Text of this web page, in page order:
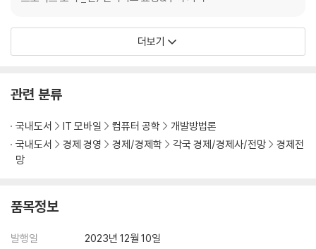
__아하 모먼트 어게인
__지표 : 확실하지 않으면 승부를 걸지 마라
__분석 : 사용자 행동으로 찾는 ‘아하 모먼트’
__가설 & 실험 : 생각하고 행동하라
__비즈니스에 대한 이해 없이 프로덕트를 만들면 생기는 문제
__비용대비 편익의 문제
더보기
관련 분류
국내도서 IT 모바일 컴퓨터 공학
개발방법론
국내도서
경제 경영 경제/경제학 각국 경제/경제사/전망
경제전
망
품목정보
발행일 2023년 12월 10일